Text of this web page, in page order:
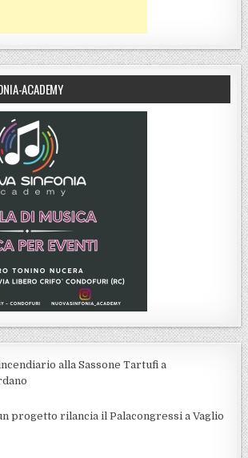
ACADEMY
alla Sassone Tartufi a
progetto rilancia il Palacongressi a Vaglio